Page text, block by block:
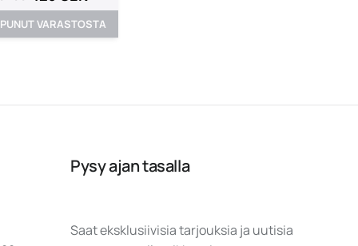
VARASTOSTA
Pysy ajan tasalla
Saat eksklusiivisia tarjouksia ja uutisia